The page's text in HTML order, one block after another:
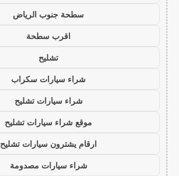
سطحة جنوب الرياض
اقرب سطحة
تشليح
شراء سيارات سكراب
شراء سيارات تشليح
موقع شراء سيارات تشليح
ارقام يشترون سيارات تشليح
شراء سيارات مصدومة